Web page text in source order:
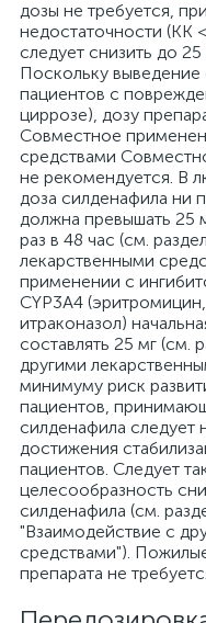
дозы не требуется,
недостаточности (КК
следует снизить до
Поскольку выведение
пациентов с
циррозе), дозу
Совместное
средствами
не рекомендуется. В
доза силденафила ни
должна превышать 25
раз в 48 час (см.
лекарственными
применении с
CYP3A4
итраконазол)
составлять 25 мг (см.
другими
минимуму риск
пациентов,
силденафила следует
достижения
пациентов. Следует
целесообразность
силденафила (см.
"Взаимодействие с
средствами").
препарата не